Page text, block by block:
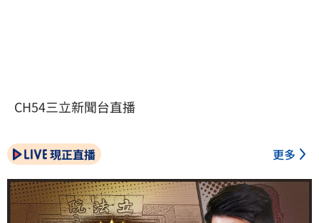
CH54三立新聞台直播
現正直播 更多